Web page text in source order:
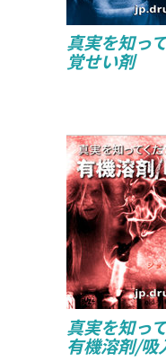
真実を知っ
覚せい剤
注
ダウン
真実を知っ
有機溶剤/吸